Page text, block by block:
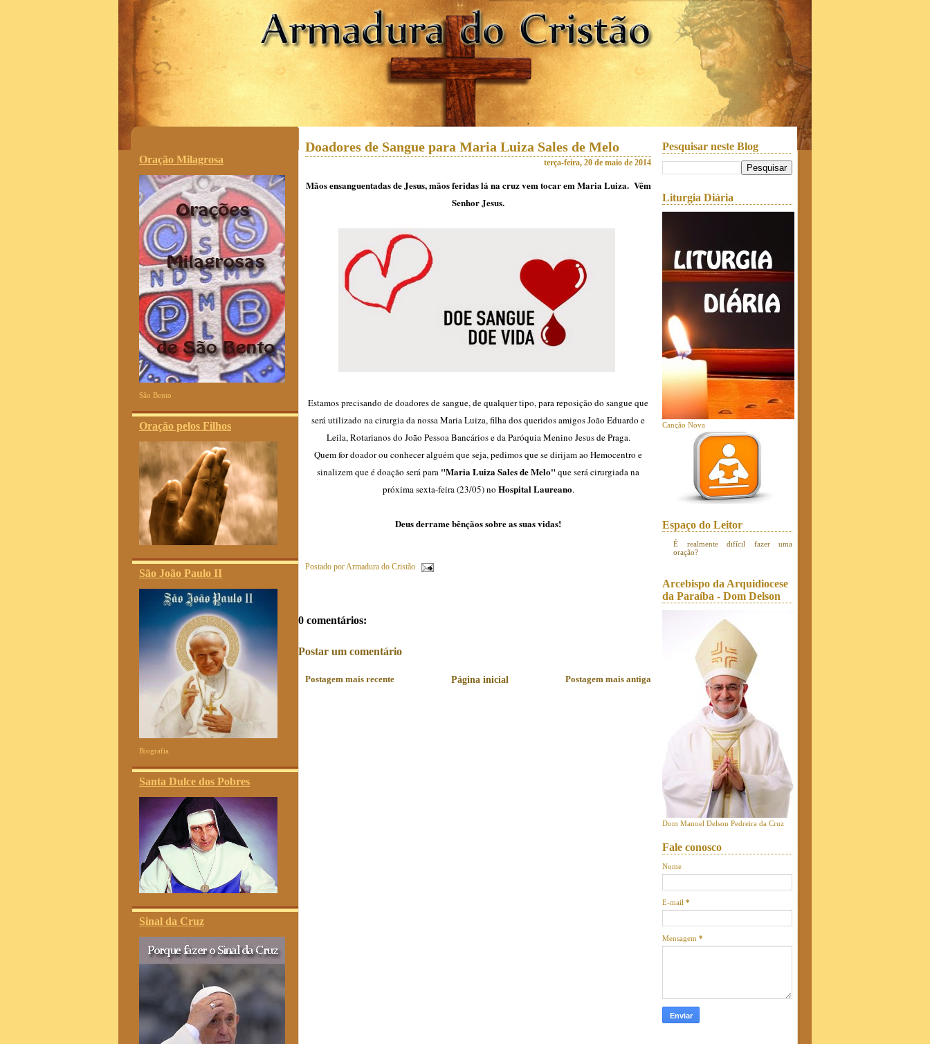
.
Oração Milagrosa
São Bento
Oração pelos Filhos
São João Paulo II
Biografia
Santa Dulce dos Pobres
Sinal da Cruz
Doadores de Sangue para Maria Luiza Sales de Melo
terça-feira, 20 de maio de 2014
Mãos ensanguentadas de Jesus, mãos feridas lá na cruz vem tocar em Maria Luiza. Vêm
Senhor Jesus.
Estamos precisando de doadores de sangue, de qualquer tipo, para reposição do sangue que
será utilizado na cirurgia da nossa Maria Luiza, filha dos queridos amigos João Eduardo e
Leila, Rotarianos do João Pessoa Bancários e da Paróquia Menino Jesus de Praga.
Quem for doador ou conhecer alguém que seja, pedimos que se dirijam ao Hemocentro e
sinalizem que é doação será para "Maria Luiza Sales de Melo" que será cirurgiada na
próxima sexta-feira (23/05) no Hospital Laureano.
Deus derrame bênçãos sobre as suas vidas!
Postado porArmadura do Cristão
0 comentários:
Postar um comentário
Postagem mais recente Postagem mais antiga
Página inicial
Pesquisar neste Blog
Liturgia Diária
Canção Nova
Espaço do Leitor
É realmente difícil fazer uma
oração?
Arcebispo da Arquidiocese
da Paraíba - Dom Delson
Dom Manoel Delson Pedreira da Cruz
Fale conosco
Nome
E-mail *
Mensagem *